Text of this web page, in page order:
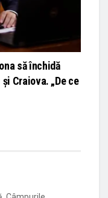
să închidă
Craiova. „De ce